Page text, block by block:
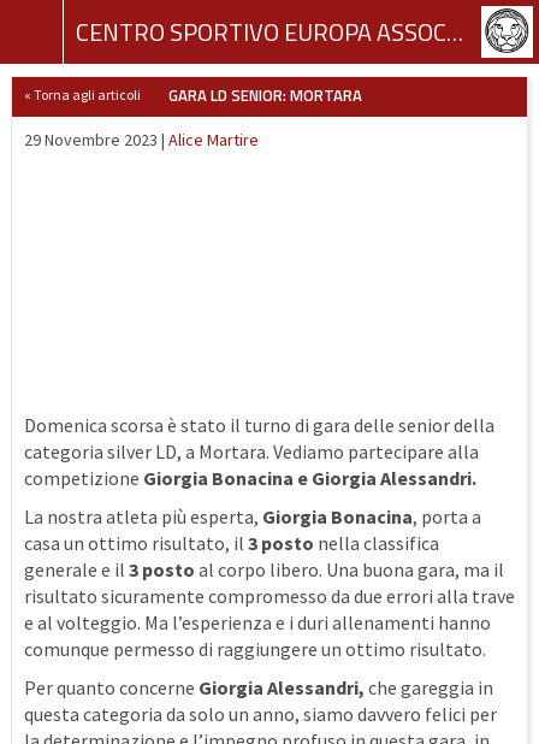
CENTRO SPORTIVO EUROPA ASSOCIAZIONE SPORTIVA DILETTANTISTICA
« Torna agli articoli GARA LD SENIOR: MORTARA
29 Novembre 2023 | Alice Martire
Domenica scorsa è stato il turno di gara delle senior della
categoria silver LD, a Mortara. Vediamo partecipare alla
competizione Giorgia Bonacina e Giorgia Alessandri.
La nostra atleta più esperta, Giorgia Bonacina, porta a
casa un ottimo risultato, il 3 posto nella classifica
generale e il 3 posto al corpo libero. Una buona gara, ma il
risultato sicuramente compromesso da due errori alla trave
e al volteggio. Ma l’esperienza e i duri allenamenti hanno
comunque permesso di raggiungere un ottimo risultato.
Per quanto concerne Giorgia Alessandri, che gareggia in
questa categoria da solo un anno, siamo davvero felici per